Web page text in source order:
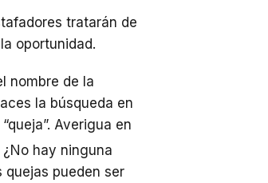
tratarán de
oportunidad.
nombre de la
la búsqueda en
Averigua en
hay ninguna
quejas pueden ser